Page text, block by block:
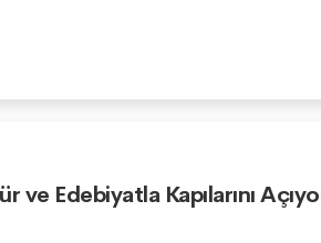
ve Edebiyatla Kapılarını